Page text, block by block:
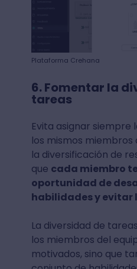
Plataforma Crehana
6. Fomentar la
tareas
Evita asignar siempre
los mismos miembros
la diversificación de
que cada miembro
oportunidad de
habilidades y evitar
La diversidad de
los miembros del
motivados, sino que